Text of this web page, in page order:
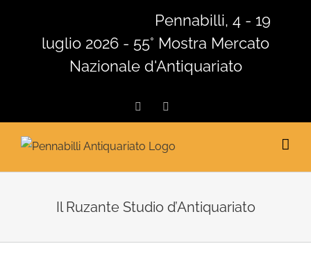
contenuto
Pennabilli, 4 - 19
luglio 2026 - 55° Mostra Mercato
Nazionale d'Antiquariato
Facebook
Il Ruzante Studio d’Antiquariato